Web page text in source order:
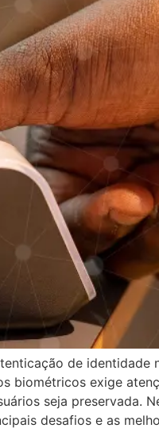
de
biométricos exige
seja preservada.
desafios e as